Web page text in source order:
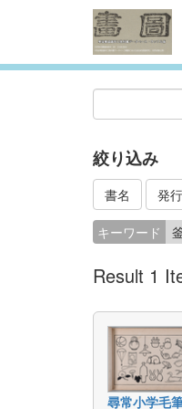
絞り込み
書名 発
キーワード
Result 1
尋常小学毛